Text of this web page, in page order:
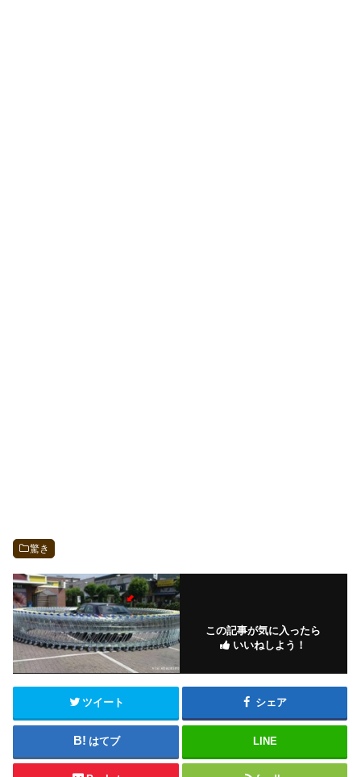
驚き
この記事が気に入ったら
いいねしよう！
ツイート シェア
はてブ LINE